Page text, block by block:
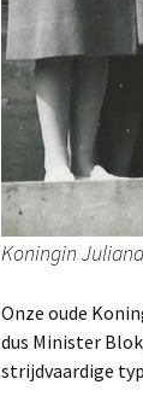
Koningin
Onze oude
dus Minister
strijdvaardige